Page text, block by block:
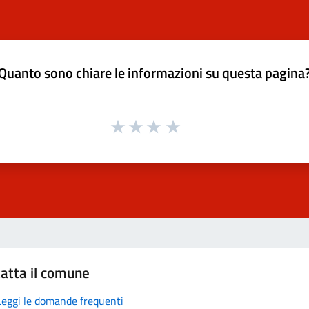
sono chiare le informazioni su questa
il comune
le domande frequenti